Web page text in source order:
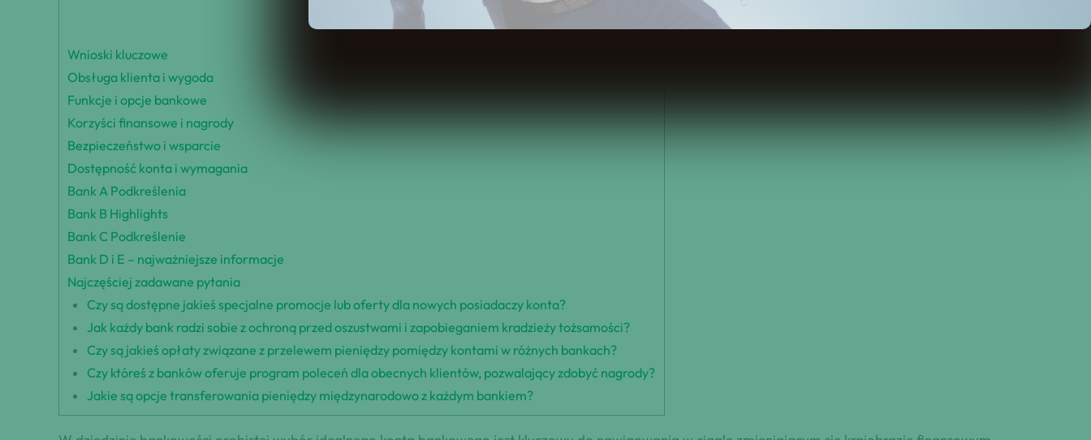
Wnioski kluczowe
Obsługa klienta i wygoda
Funkcje i opcje bankowe
Korzyści finansowe i nagrody
Bezpieczeństwo i wsparcie
Dostępność konta i wymagania
Bank A Podkreślenia
Bank B Highlights
Bank C Podkreślenie
Bank D i E – najważniejsze informacje
Najczęściej zadawane pytania
Czy są dostępne jakieś specjalne promocje lub oferty dla nowych posiadaczy konta?
Jak każdy bank radzi sobie z ochroną przed oszustwami i zapobieganiem kradzieży tożsamości?
Czy są jakieś opłaty związane z przelewem pieniędzy pomiędzy kontami w różnych bankach?
Czy któreś z banków oferuje program poleceń dla obecnych klientów, pozwalający zdobyć nagrody?
Jakie są opcje transferowania pieniędzy międzynarodowo z każdym bankiem?